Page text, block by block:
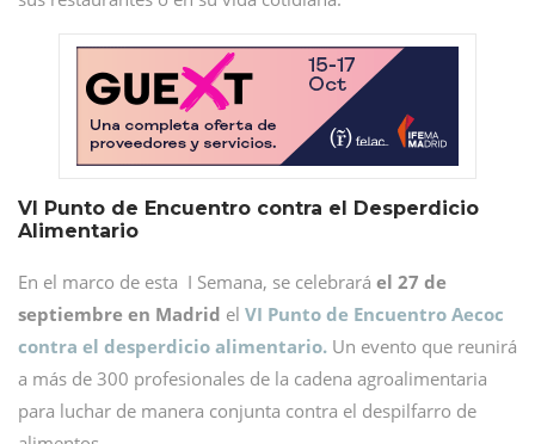
VI Punto de Encuentro contra el Desperdicio
Alimentario
En el marco de esta I Semana, se celebrará el 27 de
septiembre en Madrid el VI Punto de Encuentro Aecoc
contra el desperdicio alimentario. Un evento que reunirá
a más de 300 profesionales de la cadena agroalimentaria
para luchar de manera conjunta contra el despilfarro de